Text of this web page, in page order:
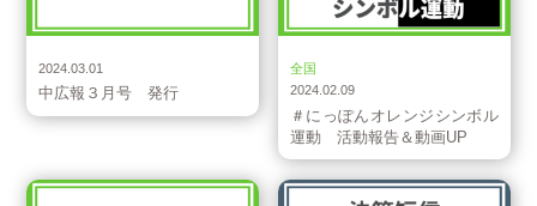
2024.03.01
中広報３月号 発行
全国
2024.02.09
＃にっぽんオレンジシンボル
運動 活動報告＆動画UP